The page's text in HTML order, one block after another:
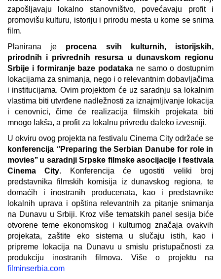
zapošljavaju
lokalno stanovništvo, povećavaju profit i
promovišu kulturu, istoriju i prirodu mesta u kome sesnima
film.
Planirana je procena svih kulturnih, istorijskih,
prirodnih i privrednih resursa u dunavskom regionu
Srbije i formiranje baze podataka ne samo o dostupnim
lokacijama za snimanja, nego i o relevantnim dobavljačima
i institucijama. Ovim projektom će uz saradnju sa lokalnim
vlastima biti utvrđene nadležnosti za iznajmljivanje lokacija
i cenovnici, čime će realizacija filmskih projekata biti
mnogo lakša, a profit za lokalnu privredu daleko izvesniji.
U okviru ovog projekta na festivalu Cinema City održaće se
konferencija ‘’Preparing the Serbian Danube for role in
movies’’ u saradnjiSrpske filmske asocijacije ifestivala
Cinema City. Konferencija će ugostiti veliki broj
predstavnika filmskih komisija iz dunavskog regiona, te
domaćih i inostranih producenata, kao i predstavnike
lokalnih uprava i opština relevantnih za pitanje snimanja
na Dunavu u Srbiji. Kroz više tematskih panel sesija biće
otvorene teme ekonomskog i kulturnog značaja ovakvih
projekata, zaštite eko sistema u slučaju istih, kao i
pripreme lokacija na Dunavu u smislu pristupačnosti za
produkciju inostranih filmova. Više o projektu
na
filminserbia.com